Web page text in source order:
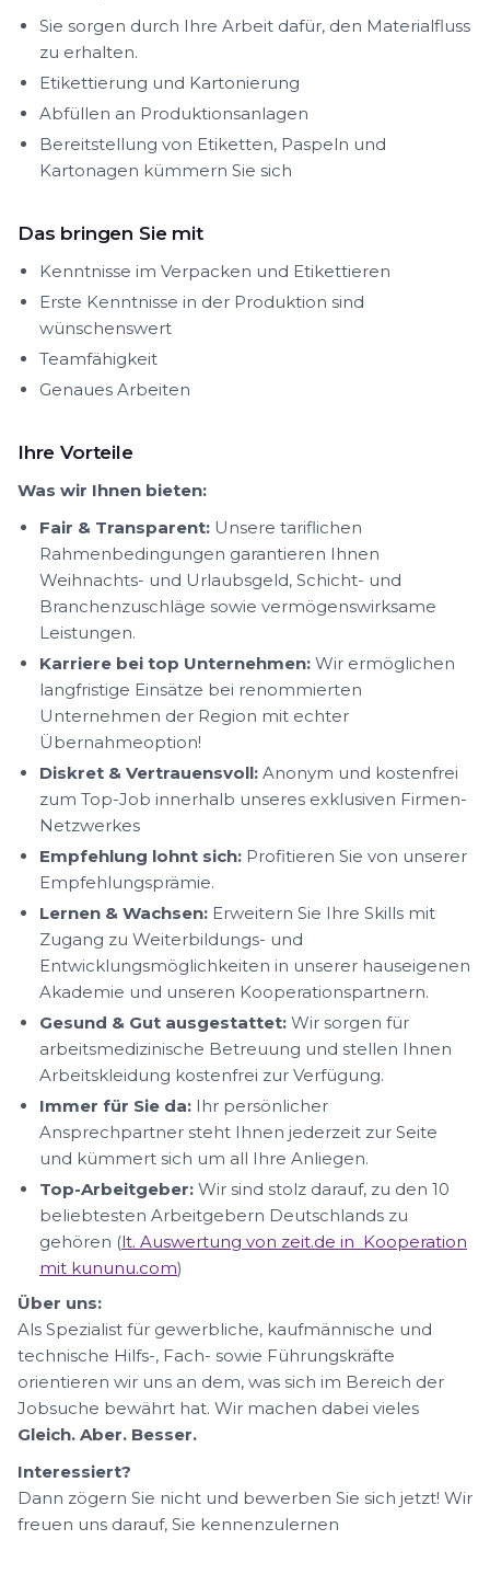
Sie sorgen durch Ihre Arbeit dafür, den Materialfluss
zu erhalten.
Etikettierung und Kartonierung
Abfüllen an Produktionsanlagen
Bereitstellung von Etiketten, Paspeln und
Kartonagen kümmern Sie sich
Das bringen Sie mit
Kenntnisse im Verpacken und Etikettieren
Erste Kenntnisse in der Produktion sind
wünschenswert
Teamfähigkeit
Genaues Arbeiten
Ihre Vorteile
Was wir Ihnen bieten:
Fair & Transparent: Unsere tariflichen
Rahmenbedingungen garantieren Ihnen
Weihnachts- und Urlaubsgeld, Schicht- und
Branchenzuschläge sowie vermögenswirksame
Leistungen.
Karriere bei top Unternehmen: Wir ermöglichen
langfristige Einsätze bei renommierten
Unternehmen der Region mit echter
Übernahmeoption!
Diskret & Vertrauensvoll: Anonym und kostenfrei
zum Top-Job innerhalb unseres exklusiven Firmen-
Netzwerkes
Empfehlung lohnt sich: Profitieren Sie von unserer
Empfehlungsprämie.
Lernen & Wachsen: Erweitern Sie Ihre Skills mit
Zugang zu Weiterbildungs- und
Entwicklungsmöglichkeiten in unserer hauseigenen
Akademie und unseren Kooperationspartnern.
Gesund & Gut ausgestattet: Wir sorgen für
arbeitsmedizinische Betreuung und stellen Ihnen
Arbeitskleidung kostenfrei zur Verfügung.
Immer für Sie da: Ihr persönlicher
Ansprechpartner steht Ihnen jederzeit zur Seite
und kümmert sich um all Ihre Anliegen.
Top-Arbeitgeber: Wir sind stolz darauf, zu den 10
beliebtesten Arbeitgebern Deutschlands zu
gehören (lt. Auswertung von zeit.de in Kooperation
mit kununu.com)
Über uns:
Als Spezialist für gewerbliche, kaufmännische und
technische Hilfs-, Fach- sowie Führungskräfte
orientieren wir uns an dem, was sich im Bereich der
Jobsuche bewährt hat. Wir machen dabei vieles
Gleich. Aber. Besser.
Interessiert?
Dann zögern Sie nicht und bewerben Sie sich jetzt! Wir
freuen uns darauf, Sie kennenzulernen